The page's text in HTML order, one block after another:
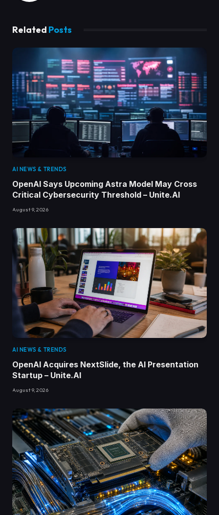
Related Posts
AI NEWS & TRENDS
OpenAI Says Upcoming Astra Model May Cross
Critical Cybersecurity Threshold – Unite.AI
August 9, 2026
AI NEWS & TRENDS
OpenAI Acquires NextSlide, the AI Presentation
Startup – Unite.AI
August 9, 2026